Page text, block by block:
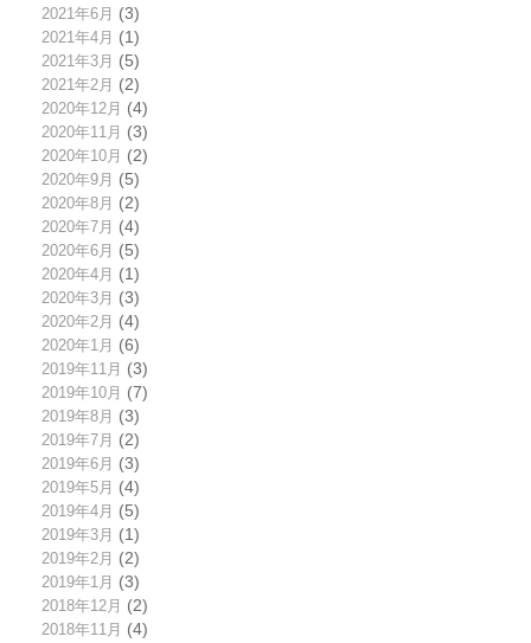
2021年6月 (3)
2021年4月 (1)
2021年3月 (5)
2021年2月 (2)
2020年12月 (4)
2020年11月 (3)
2020年10月 (2)
2020年9月 (5)
2020年8月 (2)
2020年7月 (4)
2020年6月 (5)
2020年4月 (1)
2020年3月 (3)
2020年2月 (4)
2020年1月 (6)
2019年11月 (3)
2019年10月 (7)
2019年8月 (3)
2019年7月 (2)
2019年6月 (3)
2019年5月 (4)
2019年4月 (5)
2019年3月 (1)
2019年2月 (2)
2019年1月 (3)
2018年12月 (2)
2018年11月 (4)